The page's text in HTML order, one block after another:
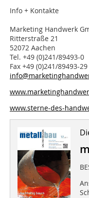
Info + Kontakte
Marketing Handwerk
Ritterstraße 21
52072 Aachen
Tel. +49 (0)241/89493-0
Fax +49 (0)241/89493-29
www.sterne-des-